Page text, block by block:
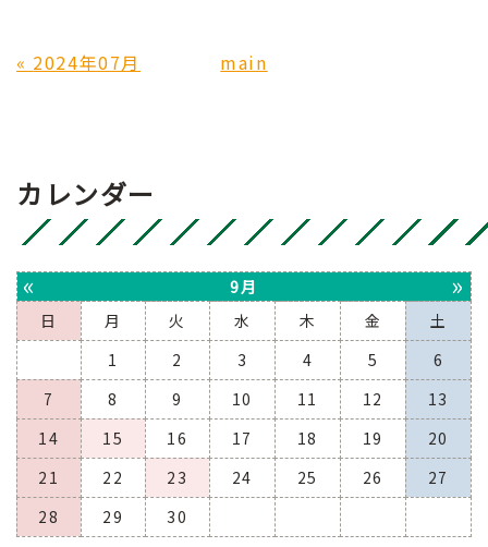
« 2024年07月 main
カレンダー
« 9月 »
日 月 火 水 木 金
土
1
2 3 4 5
6
7
8 9 10 11 12
13
14
15 16 17 18 19
20
21
22 23 24 25 26
27
28
29 30